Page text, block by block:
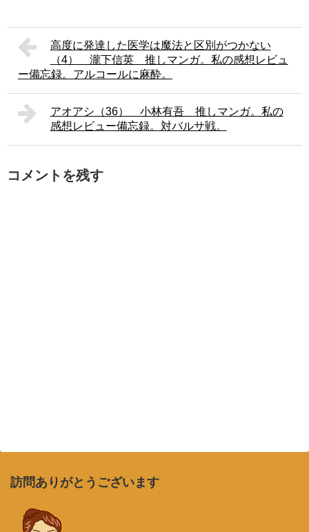
高度に発達した医学は魔法と区別がつかない
（4） 瀧下信英 推しマンガ。私の感想レビュ
ー備忘録。アルコールに麻酔。
アオアシ（36） 小林有吾 推しマンガ。私の
感想レビュー備忘録。対バルサ戦。
コメントを残す
訪問ありがとうございます